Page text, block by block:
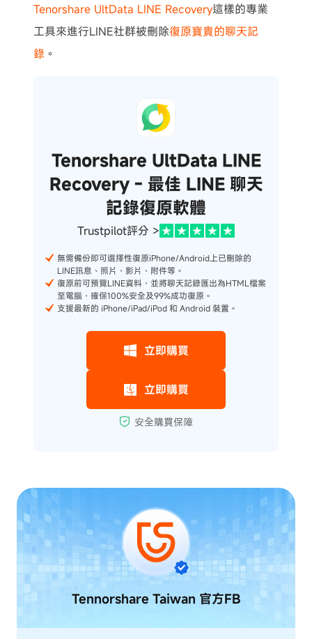
Tenorshare UltData LINE Recovery這樣的專業
工具來進行LINE社群被刪除復原寶貴的聊天記
錄 。
Tenorshare UltData LINE
Recovery - 最佳 LINE 聊天
記錄復原軟體
Trustpilot評分 >
無需備份即可選擇性復原iPhone/Android上已刪除的
LINE訊息、照片、影片、附件等。
復原前可預覽LINE資料，並將聊天記錄匯出為HTML檔案
至電腦，確保100%安全及99%成功復原。
支援最新的 iPhone/iPad/iPod 和 Android 裝置。
Tennorshare Taiwan 官方FB